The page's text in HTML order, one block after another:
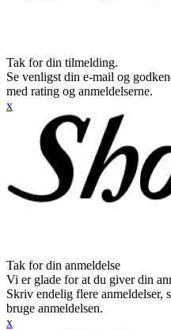
Tak for din tilmelding.
Se venligst din e-mail og
med rating og anmeldelserne.
x
Tak for din anmeldelse
Vi er glade for at du giver din
Skriv endelig flere anmeldelser,
bruge anmeldelsen.
x